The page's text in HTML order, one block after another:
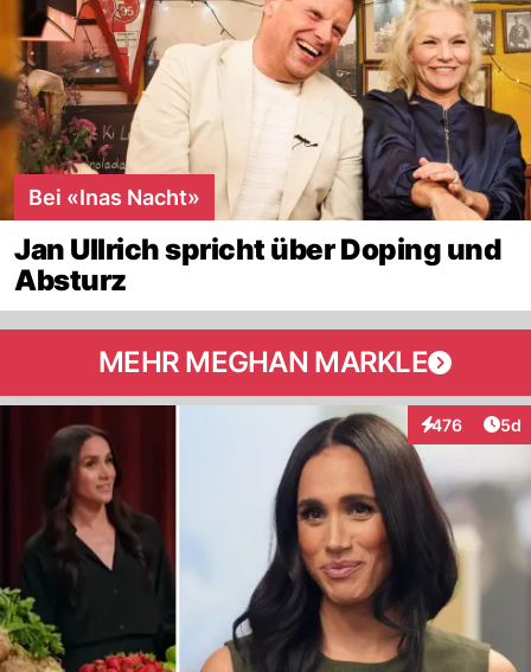
Bei «Inas Nacht»
Jan Ullrich spricht über Doping und
Absturz
MEHR MEGHAN MARKLE
476
Interaktionen
5d